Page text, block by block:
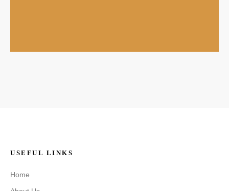
USEFUL LINKS
Home